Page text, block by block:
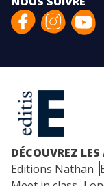
DÉCOUVREZ
Editions Nathan